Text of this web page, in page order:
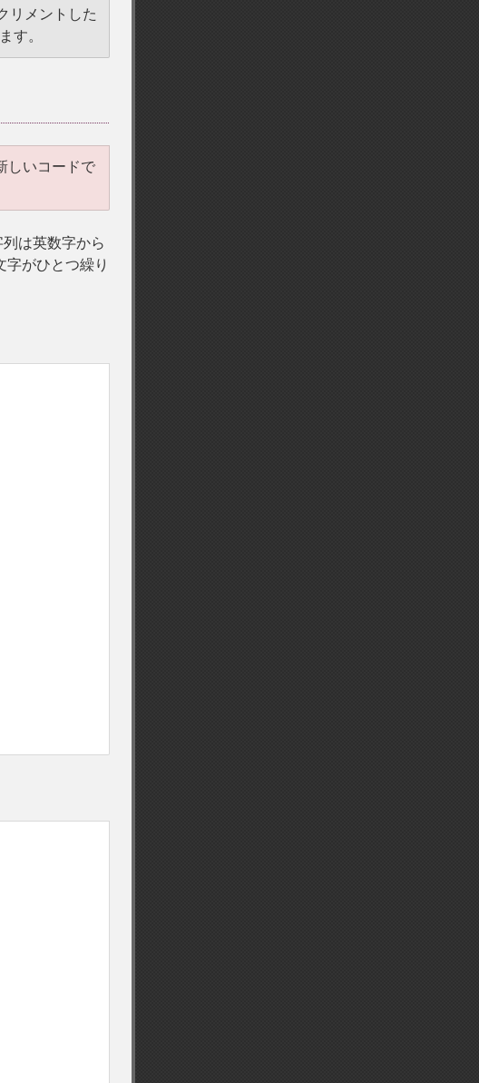
リメントした
す。
しいコードで
は英数字から
字がひとつ繰り